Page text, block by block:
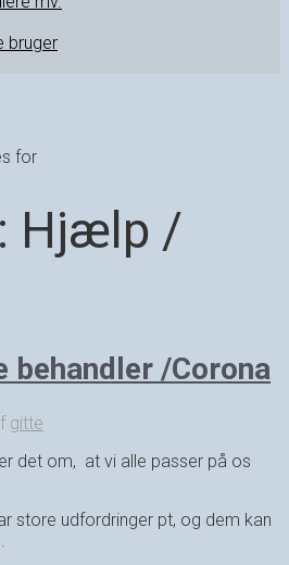
bruger
for
Hjælp /
behandler /Corona
gitte
det om, at vi alle passer på os
store udfordringer pt, og dem kan